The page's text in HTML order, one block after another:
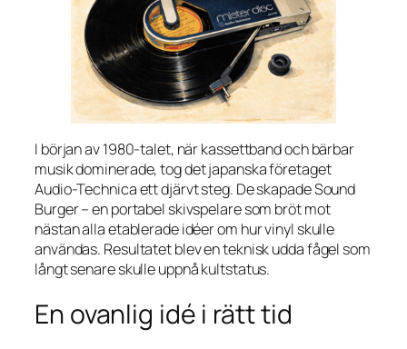
I början av 1980-talet, när kassettband och bärbar
musik dominerade, tog det japanska företaget
Audio-Technica ett djärvt steg. De skapade Sound
Burger – en portabel skivspelare som bröt mot
nästan alla etablerade idéer om hur vinyl skulle
användas. Resultatet blev en teknisk udda fågel som
långt senare skulle uppnå kultstatus.
En ovanlig idé i rätt tid